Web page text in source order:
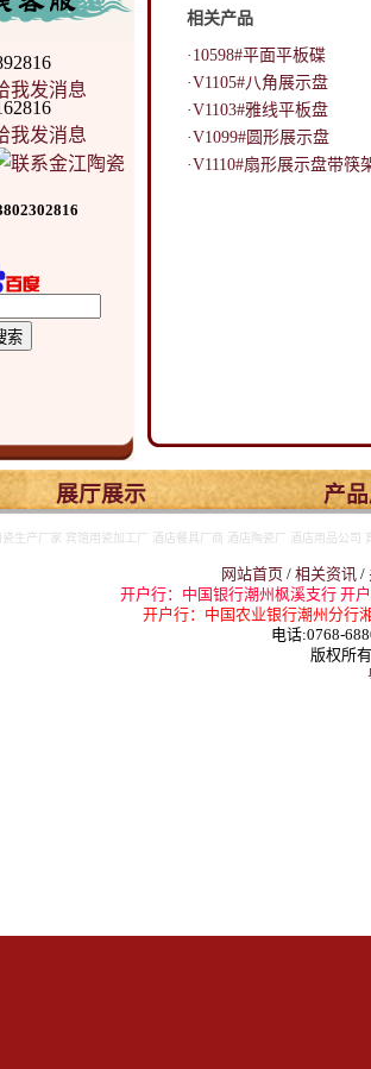
相关产品
·10598#平面平板碟
·V1105#八角展示盘
·V1103#雅线平板盘
·V1099#圆形展示盘
·V1110#扇形展示盘带筷
展厅展示 产
生产厂家 宾馆用瓷加工厂 酒店餐具厂商 酒店陶瓷厂 酒店用品公
网站首页/ 相关资讯/
开户行：中国银行潮州枫溪支行 开
开户行：中国农业银行潮州分行
电话:0768-
版权所